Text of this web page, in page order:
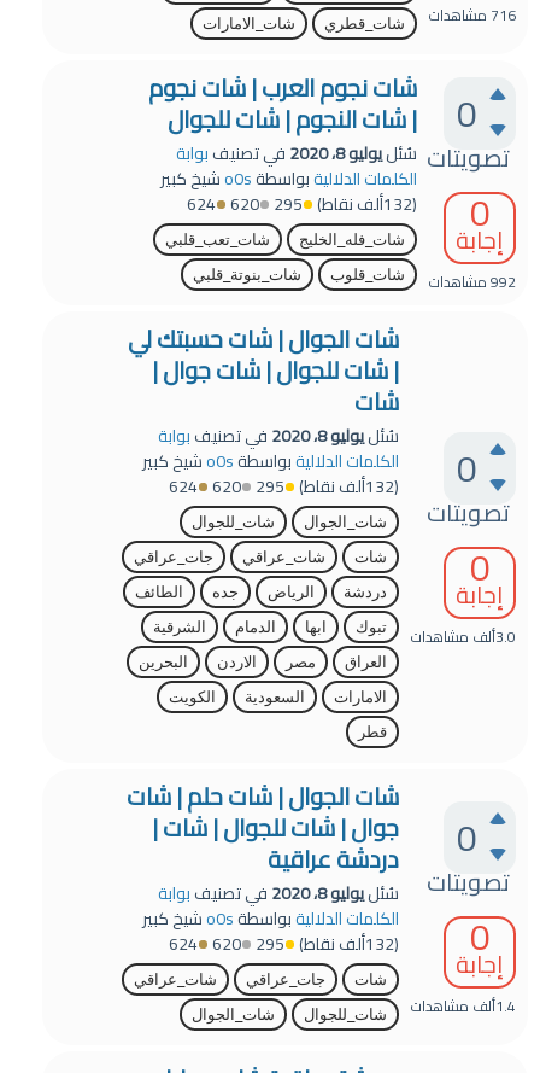
716 مشاهدات
شات_قطري
شات_الامارات
0
تصويتات
0
إجابة
992مشاهدات
شات نجوم العرب | شات نجوم
| شات النجوم | شات للجوال
سُئليوليو 8، 2020 في تصنيفبوابة
الكلمات الدلاليةبواسطةo0sشيخ كبير
(132ألف نقاط) 295
620
624
شات_فله_الخليج
شات_تعب_قلبي
شات_قلوب
شات_بنوتة_قلبي
0
تصويتات
0
إجابة
3.0ألف مشاهدات
شات الجوال | شات حسبتك لي
| شات للجوال | شات جوال |
شات
سُئليوليو 8، 2020 في تصنيفبوابة
الكلمات الدلاليةبواسطةo0sشيخ كبير
(132ألف نقاط) 295
620
624
شات_الجوال
شات_للجوال
شات
شات_عراقي
جات_عراقي
دردشة
الرياض جده
الطائف
تبوك
ابها الدمام
الشرقية
العراق
مصر الاردن
البحرين
الامارات
السعودية
الكويت
قطر
0
تصويتات
0
إجابة
1.4ألف مشاهدات
شات الجوال | شات حلم | شات
جوال | شات للجوال | شات |
دردشة عراقية
سُئليوليو 8، 2020 في تصنيفبوابة
الكلمات الدلاليةبواسطةo0sشيخ كبير
(132ألف نقاط) 295
620
624
شات جات_عراقي
شات_عراقي
شات_للجوال
شات_الجوال